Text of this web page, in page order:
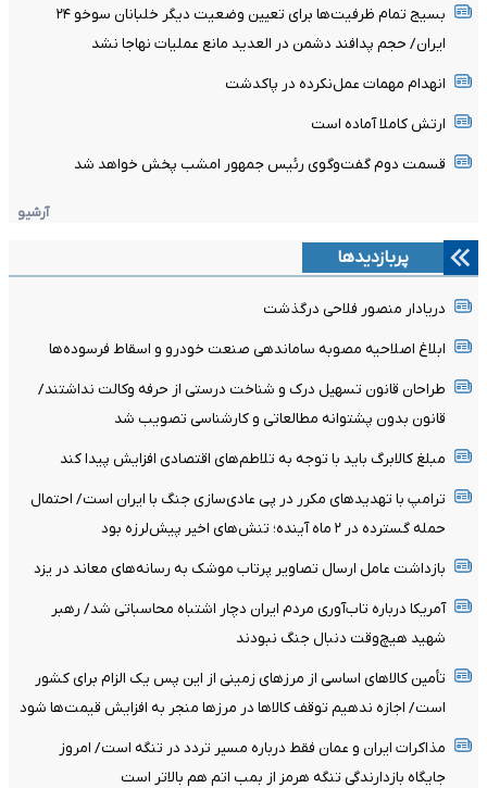
بسیج تمام ظرفیت‌ها برای تعیین وضعیت دیگر خلبانان سوخو ۲۴
ایران/ حجم پدافند دشمن در العدید مانع عملیات نهاجا نشد
انهدام مهمات عمل‌نکرده در پاکدشت
ارتش کاملا آماده است
قسمت دوم گفت‌وگوی رئیس جمهور امشب پخش خواهد شد
آرشیو
پربازدیدها
دریادار منصور فلاحی درگذشت
ابلاغ اصلاحیه مصوبه ساماندهی صنعت خودرو و اسقاط فرسوده‌ها
طراحان قانون تسهیل درک و شناخت درستی از حرفه وکالت نداشتند/
قانون بدون پشتوانه مطالعاتی و کارشناسی تصویب شد
مبلغ کالابرگ باید با توجه به تلاطم‌های اقتصادی افزایش پیدا کند
ترامپ با تهدیدهای مکرر در پی عادی‌سازی جنگ با ایران است/ احتمال
حمله گسترده در ۲ ماه آینده؛ تنش‌های اخیر پیش‌لرزه بود
بازداشت عامل ارسال تصاویر پرتاب موشک به رسانه‌های معاند در یزد
آمریکا درباره تاب‌آوری مردم ایران دچار اشتباه محاسباتی شد/ رهبر
شهید هیچ‌وقت دنبال جنگ نبودند
تأمین کالاهای اساسی از مرزهای زمینی از این پس یک الزام برای کشور
است/ اجازه ندهیم توقف کالاها در مرزها منجر به افزایش قیمت‌ها شود
مذاکرات ایران و عمان فقط درباره مسیر تردد در تنگه است/ امروز
جایگاه بازدارندگی تنگه هرمز از بمب اتم هم بالاتر است